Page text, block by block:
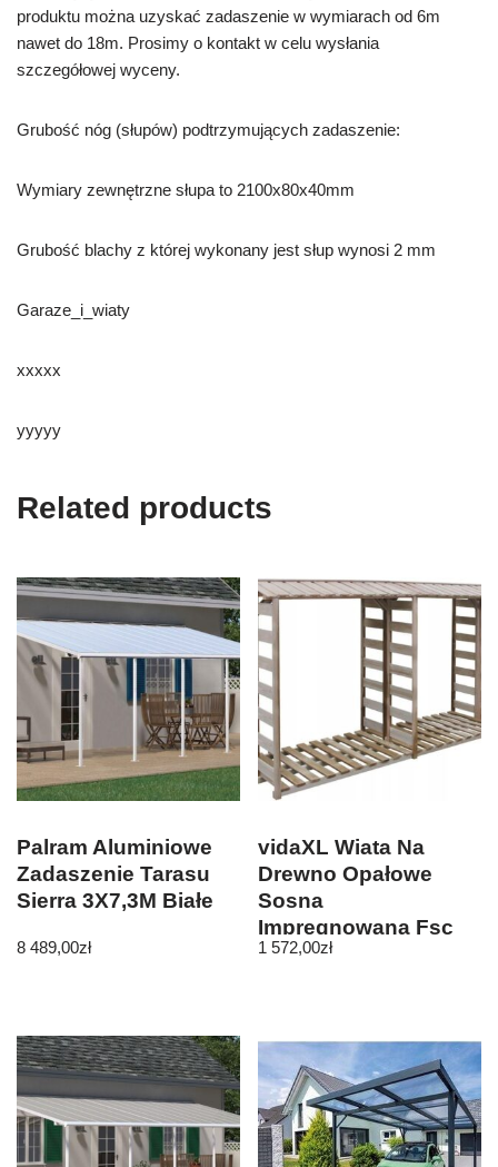
produktu można uzyskać zadaszenie w wymiarach od 6m
nawet do 18m. Prosimy o kontakt w celu wysłania
szczegółowej wyceny.
Grubość nóg (słupów) podtrzymujących zadaszenie:
Wymiary zewnętrzne słupa to 2100x80x40mm
Grubość blachy z której wykonany jest słup wynosi 2 mm
Garaze_i_wiaty
xxxxx
yyyyy
Related products
Palram Aluminiowe
Zadaszenie Tarasu
Sierra 3X7,3M Białe
8 489,00zł
vidaXL Wiata Na
Drewno Opałowe
Sosna
Impregnowana Fsc
300x100x176cm
1 572,00zł